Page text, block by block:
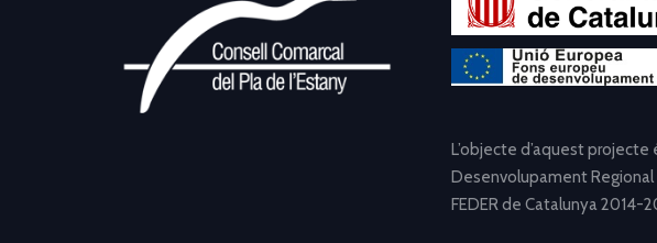
L’objecte d’aquest
Desenvolupament Regional
FEDER de Catalunya 2014-